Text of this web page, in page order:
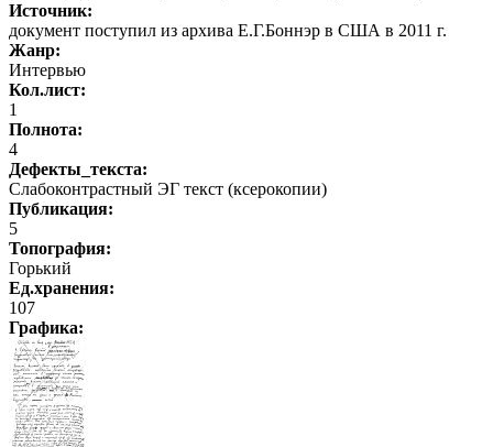
Источник:
документ поступил из архива Е.Г.Боннэр в США в 2011 г.
Жанр:
Интервью
Кол.лист:
1
Полнота:
4
Дефекты_текста:
Слабоконтрастный ЭГ текст (ксерокопии)
Публикация:
5
Топография:
Горький
Ед.хранения:
107
Графика: